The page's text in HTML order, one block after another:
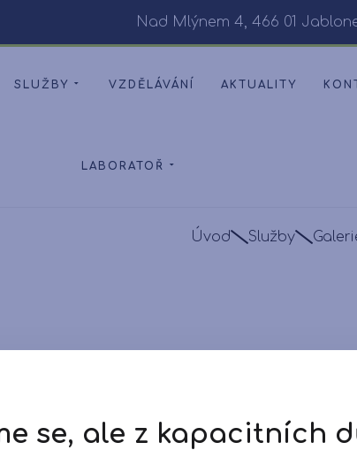
Nad Mlýnem 4, 466 01
SLUŽBY VZDĚLÁVÁNÍ AKTUALITY
LABORATOŘ
Úvod Služby
se, ale z kapacitních